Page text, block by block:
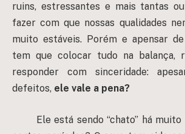
ruins, estressantes e mais tantas
fazer com que nossas qualidades
muito estáveis. Porém e apensar
tem que colocar tudo na balança,
responder com sinceridade:
defeitos, ele vale a pena?
Ele está sendo “chato” há